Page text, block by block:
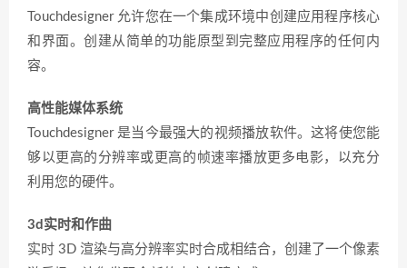
Touchdesigner 允许您在一个集成环境中创建应用程序核心
和界面。创建从简单的功能原型到完整应用程序的任何内
容。
高性能媒体系统
Touchdesigner 是当今最强大的视频播放软件。这将使您能
够以更高的分辨率或更高的帧速率播放更多电影，以充分
利用您的硬件。
3d实时和作曲
实时 3D 渲染与高分辨率实时合成相结合，创建了一个像素